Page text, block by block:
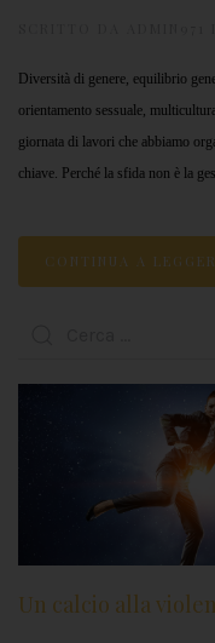
Diversità di genere, equilibrio
orientamento sessuale,
giornata di lavori che abbiamo
chiave. Perché la sfida non è la
CONTINUA A
Un calcio alla